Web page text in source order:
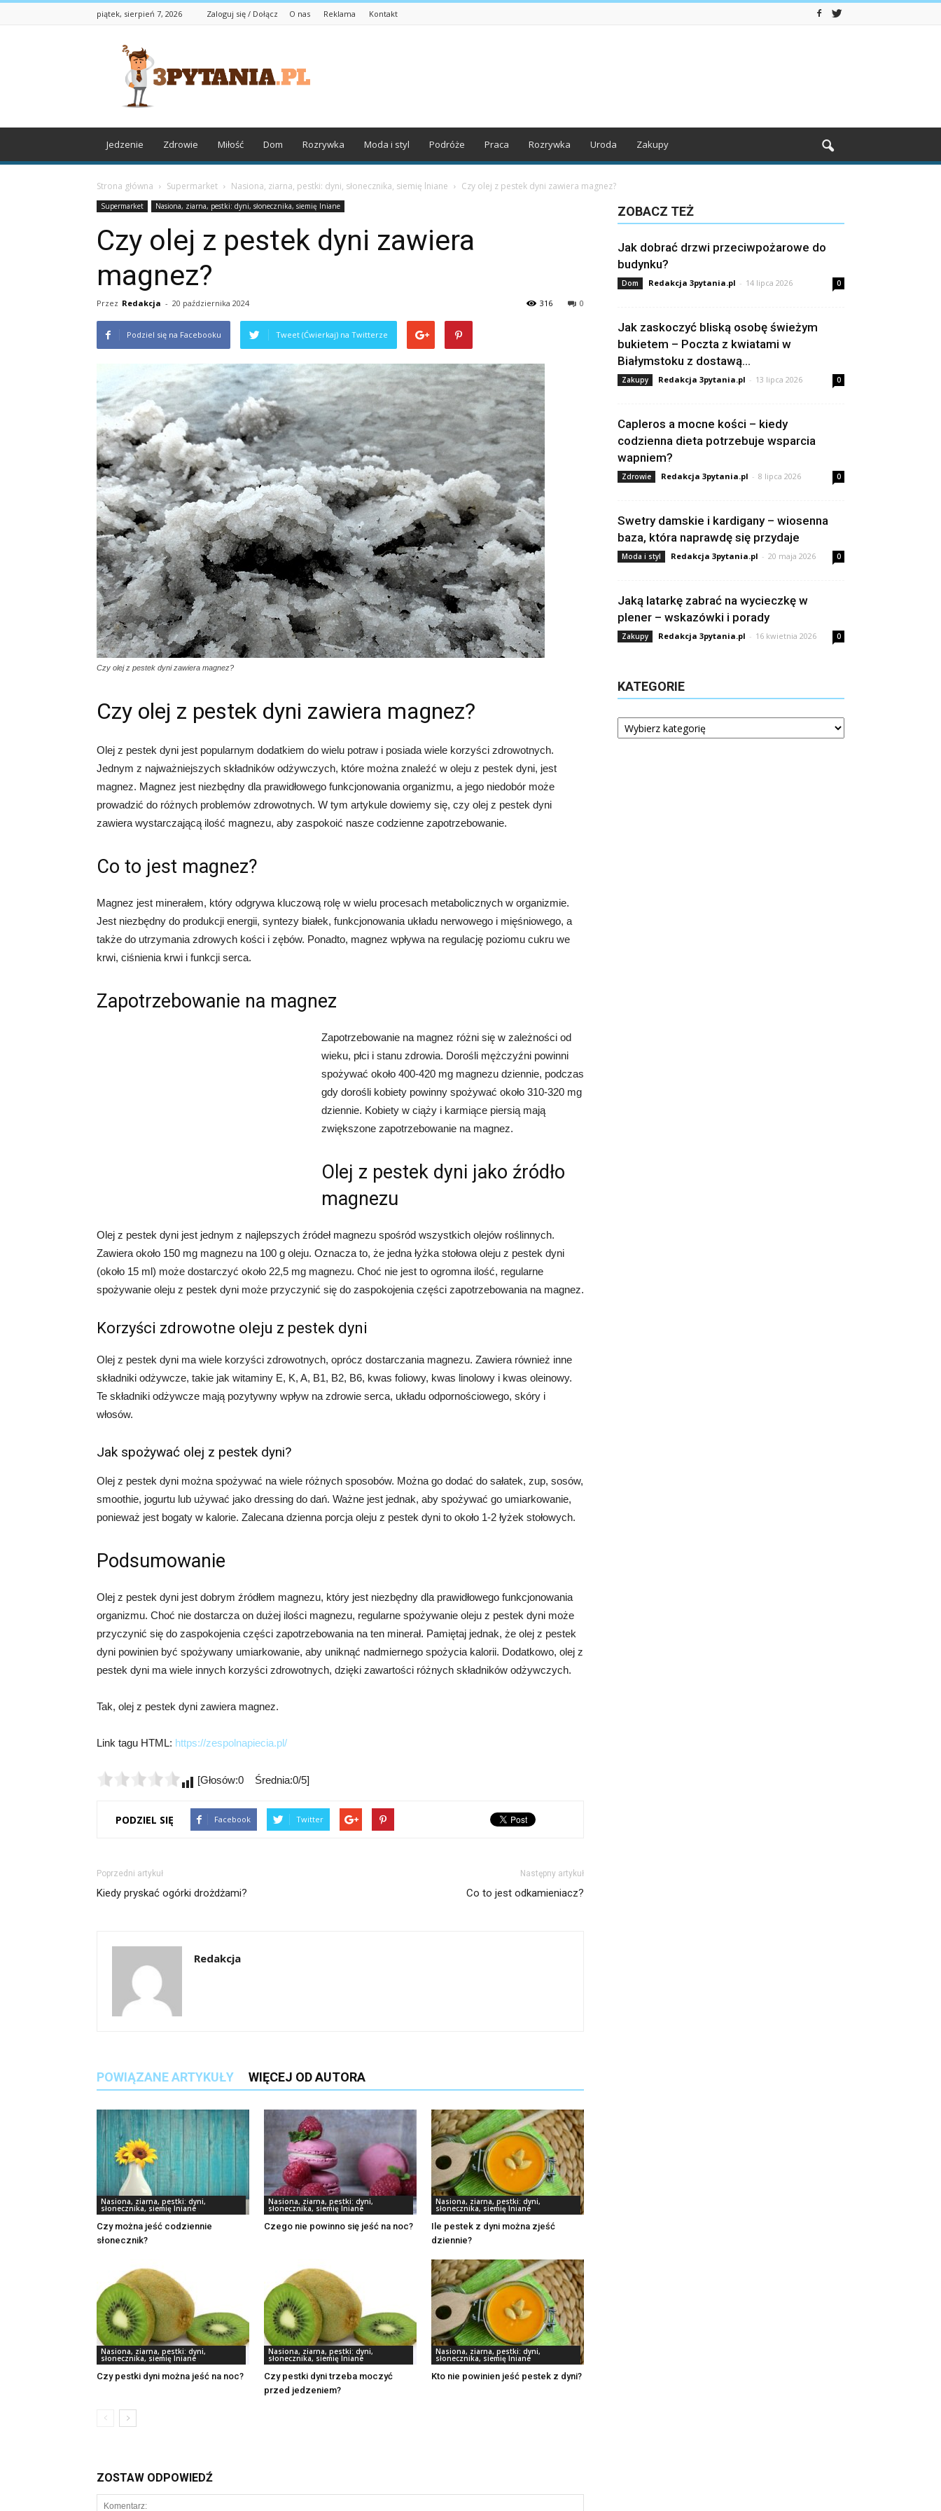
piątek, sierpień 7, 2026 Zaloguj się / Dołącz O nas Reklama Kontakt
3pytania.pl
Jedzenie Zdrowie Miłość Dom Rozrywka Moda i styl Podróże Praca Rozrywka Uroda Zakupy
Strona główna Supermarket Nasiona, ziarna, pestki: dyni, słonecznika, siemię lniane Czy olej z pestek dyni zawiera magnez?
Supermarket Nasiona, ziarna, pestki: dyni, słonecznika, siemię lniane
Czy olej z pestek dyni zawiera
magnez?
Przez Redakcja - 20 października 2024 0
316
Podziel się na Facebooku Tweet (Ćwierkaj) na Twitterze
Czy olej z pestek dyni zawiera magnez?
Czy olej z pestek dyni zawiera magnez?
Olej z pestek dyni jest popularnym dodatkiem do wielu potraw i posiada wiele korzyści zdrowotnych.
Jednym z najważniejszych składników odżywczych, które można znaleźć w oleju z pestek dyni, jest
magnez. Magnez jest niezbędny dla prawidłowego funkcjonowania organizmu, a jego niedobór może
prowadzić do różnych problemów zdrowotnych. W tym artykule dowiemy się, czy olej z pestek dyni
zawiera wystarczającą ilość magnezu, aby zaspokoić nasze codzienne zapotrzebowanie.
Co to jest magnez?
Magnez jest minerałem, który odgrywa kluczową rolę w wielu procesach metabolicznych w organizmie.
Jest niezbędny do produkcji energii, syntezy białek, funkcjonowania układu nerwowego i mięśniowego, a
także do utrzymania zdrowych kości i zębów. Ponadto, magnez wpływa na regulację poziomu cukru we
krwi, ciśnienia krwi i funkcji serca.
Zapotrzebowanie na magnez
Zapotrzebowanie na magnez różni się w zależności od
wieku, płci i stanu zdrowia. Dorośli mężczyźni powinni
spożywać około 400-420 mg magnezu dziennie, podczas
gdy dorośli kobiety powinny spożywać około 310-320 mg
dziennie. Kobiety w ciąży i karmiące piersią mają
zwiększone zapotrzebowanie na magnez.
Olej z pestek dyni jako źródło
magnezu
Olej z pestek dyni jest jednym z najlepszych źródeł magnezu spośród wszystkich olejów roślinnych.
Zawiera około 150 mg magnezu na 100 g oleju. Oznacza to, że jedna łyżka stołowa oleju z pestek dyni
(około 15 ml) może dostarczyć około 22,5 mg magnezu. Choć nie jest to ogromna ilość, regularne
spożywanie oleju z pestek dyni może przyczynić się do zaspokojenia części zapotrzebowania na magnez.
Korzyści zdrowotne oleju z pestek dyni
Olej z pestek dyni ma wiele korzyści zdrowotnych, oprócz dostarczania magnezu. Zawiera również inne
składniki odżywcze, takie jak witaminy E, K, A, B1, B2, B6, kwas foliowy, kwas linolowy i kwas oleinowy.
Te składniki odżywcze mają pozytywny wpływ na zdrowie serca, układu odpornościowego, skóry i
włosów.
Jak spożywać olej z pestek dyni?
Olej z pestek dyni można spożywać na wiele różnych sposobów. Można go dodać do sałatek, zup, sosów,
smoothie, jogurtu lub używać jako dressing do dań. Ważne jest jednak, aby spożywać go umiarkowanie,
ponieważ jest bogaty w kalorie. Zalecana dzienna porcja oleju z pestek dyni to około 1-2 łyżek stołowych.
Podsumowanie
Olej z pestek dyni jest dobrym źródłem magnezu, który jest niezbędny dla prawidłowego funkcjonowania
organizmu. Choć nie dostarcza on dużej ilości magnezu, regularne spożywanie oleju z pestek dyni może
przyczynić się do zaspokojenia części zapotrzebowania na ten minerał. Pamiętaj jednak, że olej z pestek
dyni powinien być spożywany umiarkowanie, aby uniknąć nadmiernego spożycia kalorii. Dodatkowo, olej z
pestek dyni ma wiele innych korzyści zdrowotnych, dzięki zawartości różnych składników odżywczych.
Tak, olej z pestek dyni zawiera magnez.
Link tagu HTML: https://zespolnapiecia.pl/
[Głosów:0 Średnia:0/5]
PODZIEL SIĘ Facebook Twitter
Poprzedni artykuł
Kiedy pryskać ogórki drożdżami?
Następny artykuł
Co to jest odkamieniacz?
Redakcja
POWIĄZANE ARTYKUŁY WIĘCEJ OD AUTORA
Nasiona, ziarna, pestki: dyni,
słonecznika, siemię lniane
Czy można jeść codziennie
słonecznik?
Nasiona, ziarna, pestki: dyni,
słonecznika, siemię lniane
Czego nie powinno się jeść na noc?
Nasiona, ziarna, pestki: dyni,
słonecznika, siemię lniane
Ile pestek z dyni można zjeść
dziennie?
Nasiona, ziarna, pestki: dyni,
słonecznika, siemię lniane
Czy pestki dyni można jeść na noc?
Nasiona, ziarna, pestki: dyni,
słonecznika, siemię lniane
Czy pestki dyni trzeba moczyć
przed jedzeniem?
Nasiona, ziarna, pestki: dyni,
słonecznika, siemię lniane
Kto nie powinien jeść pestek z dyni?
ZOSTAW ODPOWIEDŹ
ZOBACZ TEŻ
Jak dobrać drzwi przeciwpożarowe do
budynku?
Dom Redakcja 3pytania.pl - 14 lipca 2026 0
Jak zaskoczyć bliską osobę świeżym
bukietem – Poczta z kwiatami w
Białymstoku z dostawą...
Zakupy Redakcja 3pytania.pl - 13 lipca 2026 0
Capleros a mocne kości – kiedy
codzienna dieta potrzebuje wsparcia
wapniem?
Zdrowie Redakcja 3pytania.pl - 8 lipca 2026 0
Swetry damskie i kardigany – wiosenna
baza, która naprawdę się przydaje
Moda i styl Redakcja 3pytania.pl - 20 maja 2026 0
Jaką latarkę zabrać na wycieczkę w
plener – wskazówki i porady
Zakupy Redakcja 3pytania.pl - 16 kwietnia 2026 0
KATEGORIE
Kategorie